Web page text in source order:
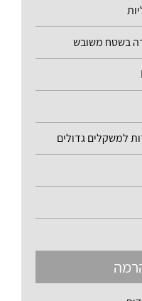
בשטח משובש
למשקלים גדולים